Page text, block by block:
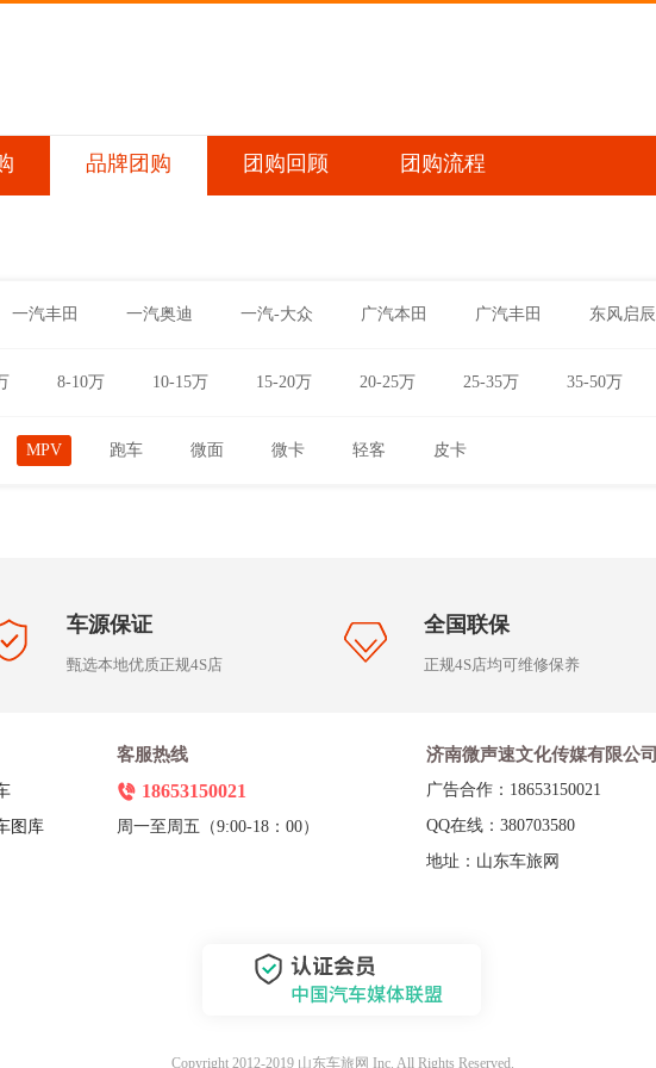
品牌团购 团购回顾 团购流程
一汽丰田 一汽奥迪 一汽-大众 广汽本田 广汽丰田 东风启辰
8-10万 10-15万 15-20万 20-25万 25-35万 35-50万
MPV 跑车 微面 微卡 轻客 皮卡
车源保证
甄选本地优质正规4S店
全国联保
正规4S店均可维修保养
图库
客服热线
18653150021
周一至周五（9:00-18：00）
济南微声速文化传媒有限公司
广告合作：18653150021
QQ在线：380703580
地址：山东车旅网
Copyright 2012-2019 山东车旅网 Inc. All Rights Reserved.